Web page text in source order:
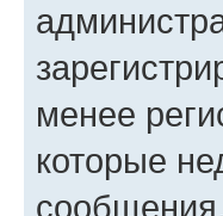
менее
которые